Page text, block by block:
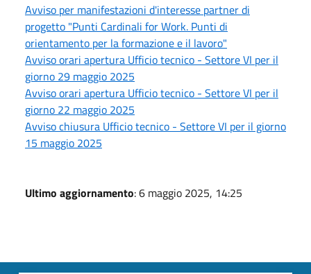
Avviso per manifestazioni d'interesse partner di
progetto "Punti Cardinali for Work. Punti di
orientamento per la formazione e il lavoro"
Avviso orari apertura Ufficio tecnico - Settore VI per il
giorno 29 maggio 2025
Avviso orari apertura Ufficio tecnico - Settore VI per il
giorno 22 maggio 2025
Avviso chiusura Ufficio tecnico - Settore VI per il giorno
15 maggio 2025
Ultimo aggiornamento: 6 maggio 2025, 14:25